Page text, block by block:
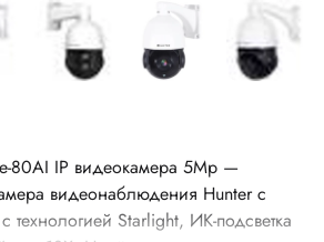
80AI IP видеокамера 5Mp —
видеонаблюдения Hunter с
Starlight, ИК-подсветка